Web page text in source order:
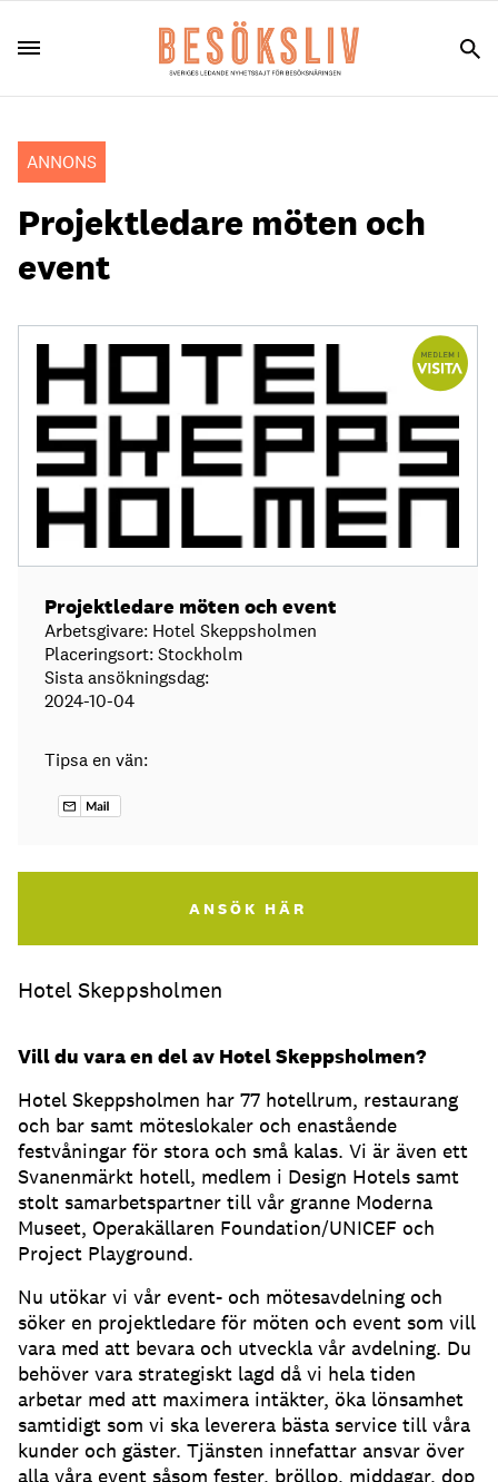
ANNONS
Projektledare möten och
event
Hotel Skeppsholmen
Vill du vara en del av Hotel Skeppsholmen?
Hotel Skeppsholmen har 77 hotellrum, restaurang
och bar samt möteslokaler och enastående
festvåningar för stora och små kalas. Vi är även ett
Svanenmärkt hotell, medlem i Design Hotels samt
stolt samarbetspartner till vår granne Moderna
Museet, Operakällaren Foundation/UNICEF och
Project Playground.
Nu utökar vi vår event- och mötesavdelning och
söker en projektledare för möten och event som vill
vara med att bevara och utveckla vår avdelning. Du
behöver vara strategiskt lagd då vi hela tiden
arbetar med att maximera intäkter, öka lönsamhet
samtidigt som vi ska leverera bästa service till våra
kunder och gäster. Tjänsten innefattar ansvar över
alla våra event såsom fester, bröllop, middagar, dop
Projektledare möten och event
Arbetsgivare: Hotel Skeppsholmen
Placeringsort: Stockholm
Sista ansökningsdag:
2024-10-04
Tipsa en vän:
ANSÖK HÄR